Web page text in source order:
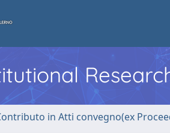
in Atti convegno(ex